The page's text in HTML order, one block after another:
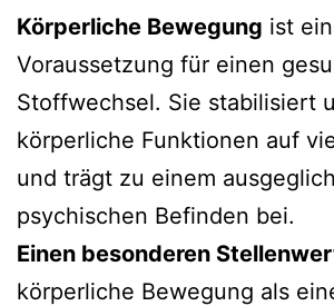
Körperliche Bewegung ist
Voraussetzung für einen
Stoffwechsel. Sie stabilisiert
körperliche Funktionen auf
und trägt zu einem
psychischen Befinden bei.
Einen besonderen
körperliche Bewegung als